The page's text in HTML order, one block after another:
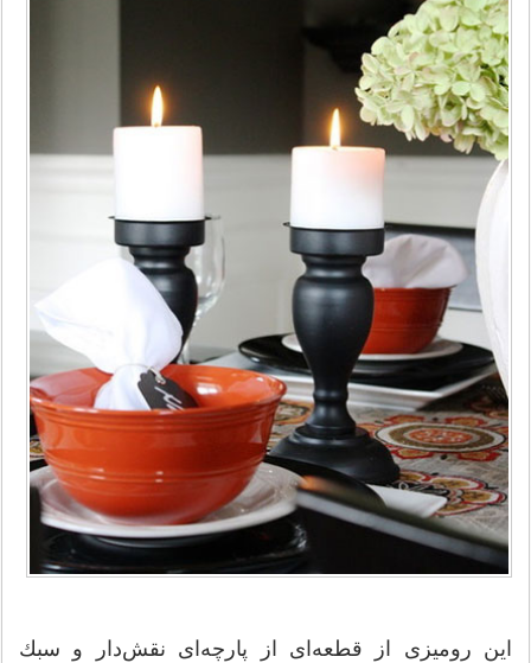
این رومیزی از قطعه‌ای از پارچه‌ای نقش‌دار و سبك